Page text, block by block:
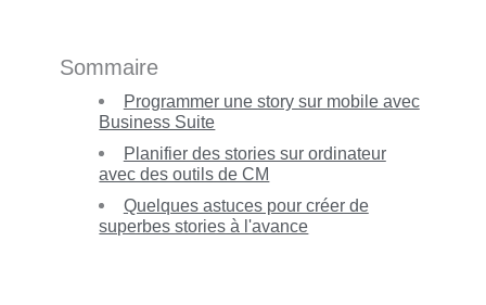
Sommaire
Programmer une story sur mobile avec
Business Suite
Planifier des stories sur ordinateur
avec des outils de CM
Quelques astuces pour créer de
superbes stories à l'avance